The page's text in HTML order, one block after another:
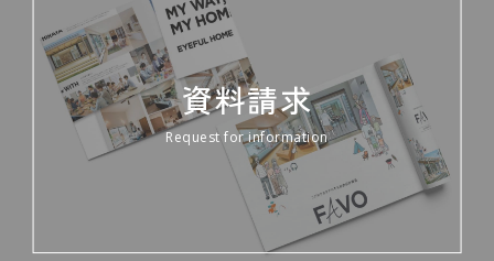
資料請求
Request for information